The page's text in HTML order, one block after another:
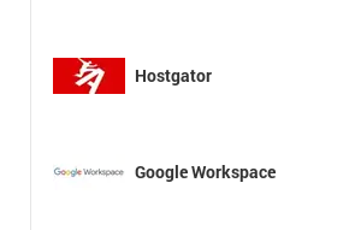
Hostgator
Google Workspace